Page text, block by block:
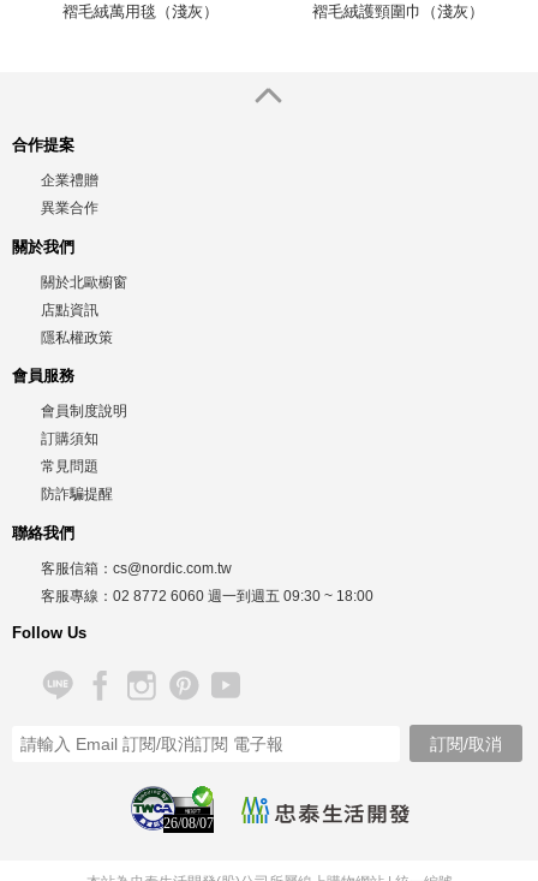
褶毛絨萬用毯（淺灰） 褶毛絨護頸圍巾（淺灰）
合作提案
企業禮贈
異業合作
關於我們
關於北歐櫥窗
店點資訊
隱私權政策
會員服務
會員制度說明
訂購須知
常見問題
防詐騙提醒
聯絡我們
客服信箱： cs@nordic.com.tw
客服專線： 02 8772 6060 週一到週五 09:30 ~ 18:00
Follow Us
26/08/07